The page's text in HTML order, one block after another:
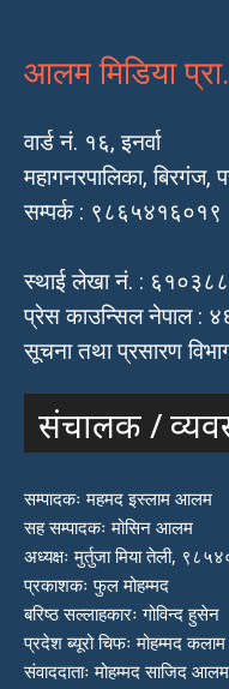
आलम मिडिया
वार्ड नं. १६, इनर्वा
महागनरपालिका, बिरगंज,
सम्पर्क : ९८६५४१६०१९
स्थाई लेखा नं. :
प्रेस काउन्सिल नेपाल :
सूचना तथा प्रसारण
संचालक /
सम्पादकः महमद इस्लाम आलम
सह सम्पादकः मोसिन आलम
अध्यक्षः मुर्तुजा मिया तेली,
प्रकाशकः फुल मोहम्मद
बरिष्ठ सल्लाहकारः गोविन्द हुसेन
प्रदेश ब्यूरो चिफः मोहम्मद
संवाददाताः मोहम्मद साजिद आलम